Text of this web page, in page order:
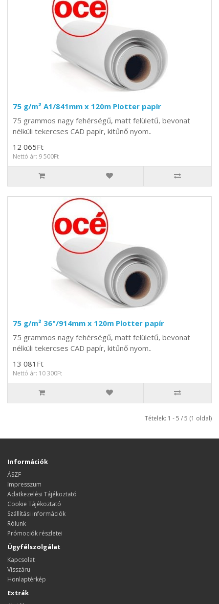
75 g/m² A1/841mm x 120m Plotter papír
75 grammos nagy fehérségű, matt felületű, bevonat
nélküli tekercses CAD papír, kitűnő nyom..
12 065Ft
Nettó ár: 9 500Ft
75 g/m² 36"/914mm x 120m Plotter papír
75 grammos nagy fehérségű, matt felületű, bevonat
nélküli tekercses CAD papír, kitűnő nyom..
13 081Ft
Nettó ár: 10 300Ft
Tételek: 1 - 5 / 5 (1 oldal)
Információk
ÁSZF
Impresszum
Adatkezelési Tájékoztató
Cookie Tájékoztató
Szállítási információk
Rólunk
Prómociók részletei
Ügyfélszolgálat
Kapcsolat
Visszáru
Honlaptérkép
Extrák